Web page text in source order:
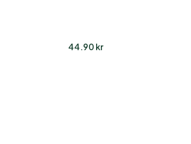
44.90 kr